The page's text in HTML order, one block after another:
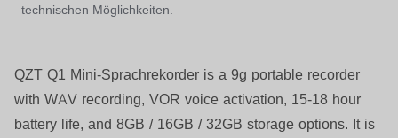
technischen Möglichkeiten.
QZT Q1 Mini-Sprachrekorder is a 9g portable recorder
with WAV recording, VOR voice activation, 15-18 hour
battery life, and 8GB / 16GB / 32GB storage options. It is